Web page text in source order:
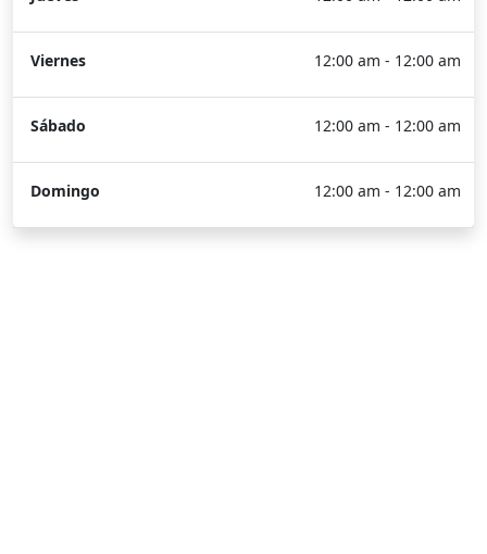
Viernes 12:00 am - 12:00 am
Sábado 12:00 am - 12:00 am
Domingo 12:00 am - 12:00 am